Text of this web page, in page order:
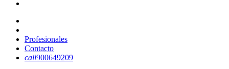
Profesionales
Contacto
call900649209